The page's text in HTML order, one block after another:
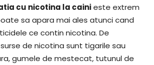
cu nicotina la cainieste extrem
sa apara mai ales atunci cand
ce contin nicotina. De
de nicotina sunt tigarile sau
gumele de mestecat, tutunul de